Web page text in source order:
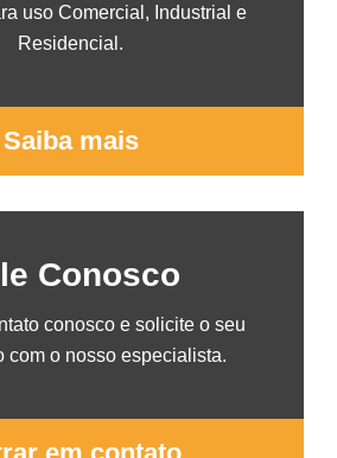
uso Comercial, Industrial e
Residencial.
Saiba mais
Conosco
conosco e solicite o seu
com o nosso especialista.